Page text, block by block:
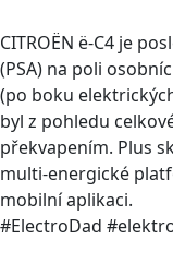
CITROËN ë-C4 je
(PSA) na poli
(po boku
byl z pohledu
překvapením. Plus
multi-energické
mobilní aplikaci.
#ElectroDad